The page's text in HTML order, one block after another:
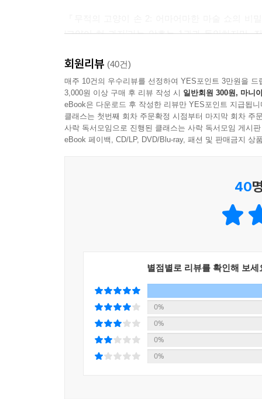
‘고양이 혀 과자’라는 암호는 1권과 동일하지만,
★ 『무적의 고양이 손』 시리즈 3권, 2025년 출간
『무적의 고양이 손』 시리즈는 계속 출간됩니다.
매번 새로운 고양이 손의 등장!
대대손손 ‘도둑고양이’로 이름을 떨친 집안의 고양
매번 새로운 고양이 손이 등장해 사건을 해결하
곤로쿠는 손재주가 아주 뛰어나 손으로 하는 일
섬세한 성격과 대조를 이루며 이야기의 재미를 더
짓궂은 농담으로 분위기를 깨는 장난꾸러기도
마음을 빼앗기는 순간
회원리뷰 (40건)
매주 10건의 우수리뷰를 선정하여 YES포인트 3만원을 드
3,000원 이상 구매 후 리뷰 작성 시 일반회원 300원, 마니
eBook은 다운로드 후 작성한 리뷰만 YES포인트 지급됩니
클래스는 첫번째 회차 주문확정 시점부터 마지막 회차 주
사락 독서모임으로 진행된 클래스는 사락 독서모임 게시
eBook 페이백, CD/LP, DVD/Blu-ray, 패션 및 판매금지 상
40
별점별로 리뷰를 확인해 보세
0%
0%
0%
0%